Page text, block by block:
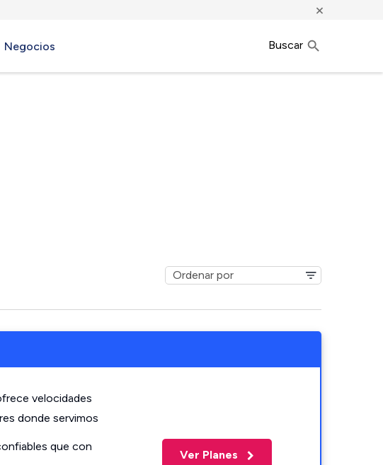
×
Negocios Buscar
velocidades
donde servimos
que con
Ver Planes